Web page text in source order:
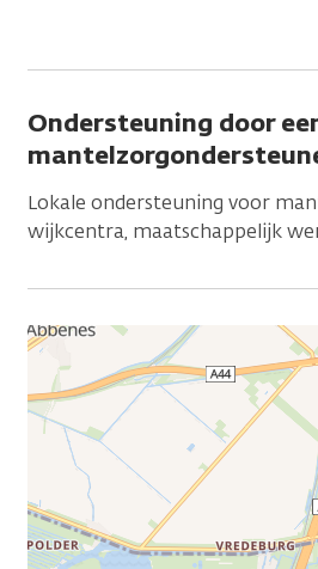
Ondersteuning door
Lokale ondersteuning voor
wijkcentra, maatschappelijk